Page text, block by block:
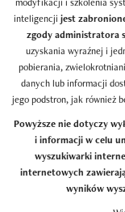
modyfikacji i szkolenia
inteligencji jest
zgody administratora
uzyskania wyraźnej i
pobierania,
danych lub informacji
jego podstron, jak również
Powyższe nie dotyczy
i informacji w celu
wyszukiwarki
internetowych
wyników